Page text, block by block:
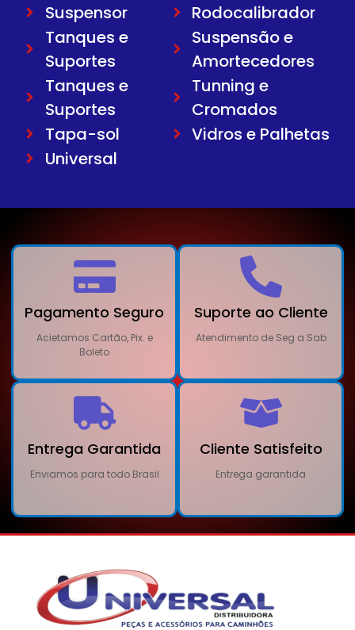
Suspensor
Tanques e
Suportes
Tanques e
Suportes
Tapa-sol
Universal
Rodocalibrador
Suspensão e
Amortecedores
Tunning e
Cromados
Vidros e Palhetas
Pagamento Seguro
Acietamos Cartão, Pix. e
Boleto
Suporte ao Cliente
Atendimento de Seg a Sab
Entrega Garantida
Enviamos para todo Brasil
Cliente Satisfeito
Entrega garantida